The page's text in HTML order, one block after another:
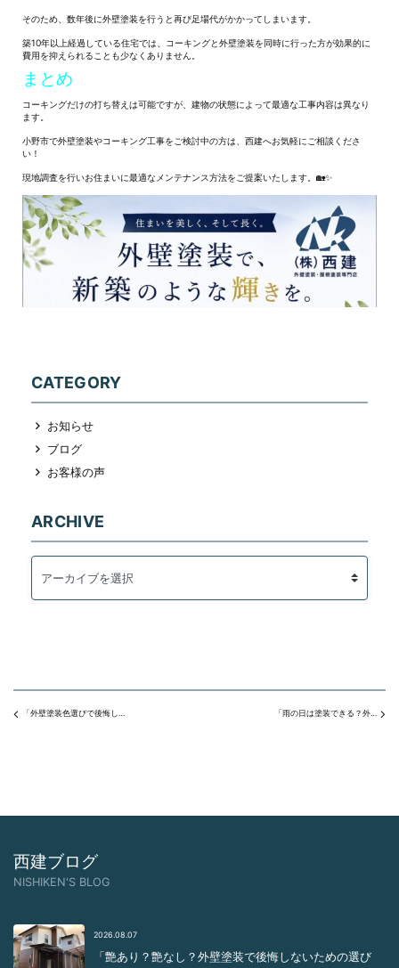
そのため、数年後に外壁塗装を行うと再び足場代がかかってしまいます。
築10年以上経過している住宅では、コーキングと外壁塗装を同時に行った方が効果的に
費用を抑えられることも少なくありません。
まとめ
コーキングだけの打ち替えは可能ですが、建物の状態によって最適な工事内容は異なり
ます。
小野市で外壁塗装やコーキング工事をご検討中の方は、西建へお気軽にご相談くださ
い！
現地調査を行いお住まいに最適なメンテナンス方法をご提案いたします。🏡✨
CATEGORY
お知らせ
ブログ
お客様の声
ARCHIVE
「外壁塗装色選びで後悔しないための３つのポイント」 「雨の日は塗装できる？外壁塗装や屋根塗装への影響を解説」
西建ブログ
NISHIKEN'S BLOG
2026.08.07
「艶あり？艶なし？外壁塗装で後悔しないための選び